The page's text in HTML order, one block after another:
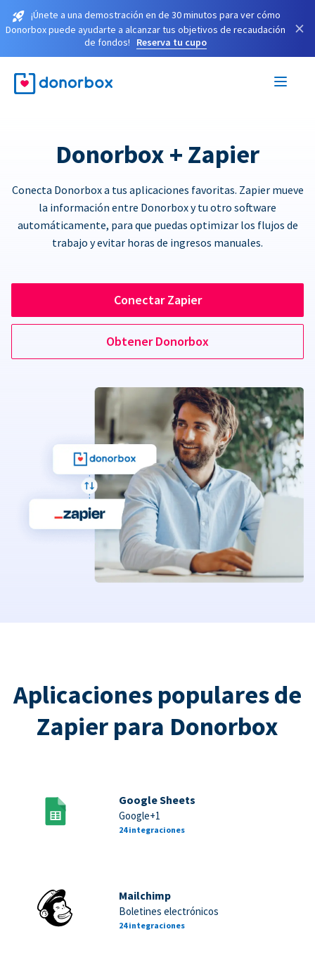
¡Únete a una demostración en de 30 minutos para ver cómo
Donorbox puede ayudarte a alcanzar tus objetivos de recaudación
de fondos!
Reserva tu cupo
×
Donorbox + Zapier
Conecta Donorbox a tus aplicaciones favoritas. Zapier mueve
la información entre Donorbox y tu otro software
automáticamente, para que puedas optimizar los flujos de
trabajo y evitar horas de ingresos manuales.
Conectar Zapier
Obtener Donorbox
Aplicaciones populares de
Zapier para Donorbox
Google Sheets
Google+1
24 integraciones
Mailchimp
Boletines electrónicos
24 integraciones